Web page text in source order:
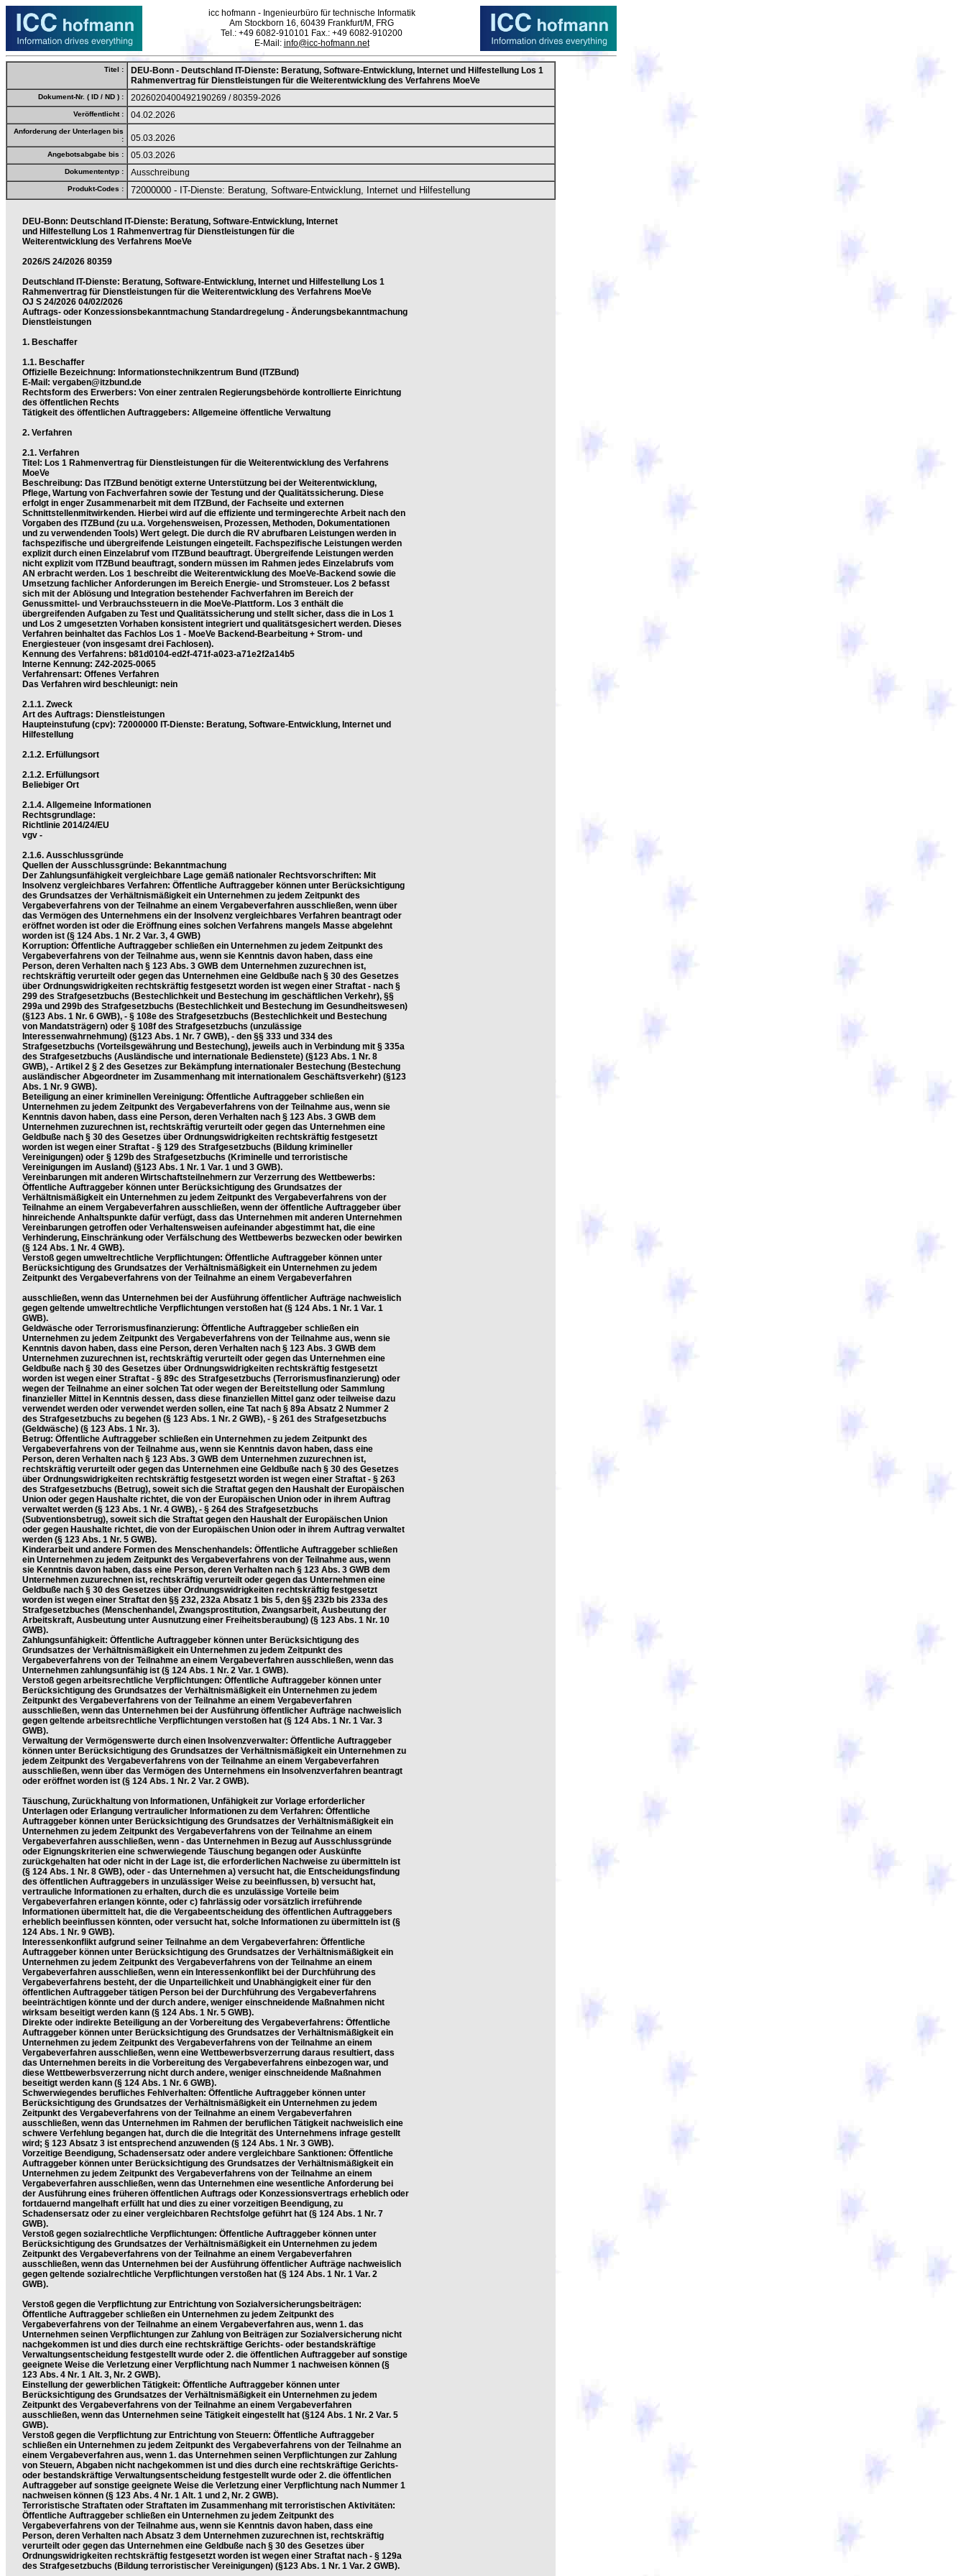
icc hofmann - Ingenieurbüro für technische Informatik
Am Stockborn 16, 60439 Frankfurt/M, FRG
Tel.: +49 6082-910101 Fax.: +49 6082-910200
E-Mail: info@icc-hofmann.net
Titel :
DEU-Bonn - Deutschland IT-Dienste: Beratung, Software-Entwicklung, Internet und Hilfestellung Los 1
Rahmenvertrag für Dienstleistungen für die Weiterentwicklung des Verfahrens MoeVe
Dokument-Nr. ( ID / ND ) : 2026020400492190269 / 80359-2026
Veröffentlicht : 04.02.2026
Anforderung der Unterlagen bis
:
05.03.2026
Angebotsabgabe bis : 05.03.2026
Dokumententyp : Ausschreibung
Produkt-Codes : 72000000 - IT-Dienste: Beratung, Software-Entwicklung, Internet und Hilfestellung
DEU-Bonn: Deutschland IT-Dienste: Beratung, Software-Entwicklung, Internet
und Hilfestellung Los 1 Rahmenvertrag für Dienstleistungen für die
Weiterentwicklung des Verfahrens MoeVe
2026/S 24/2026 80359
Deutschland IT-Dienste: Beratung, Software-Entwicklung, Internet und Hilfestellung Los 1
Rahmenvertrag für Dienstleistungen für die Weiterentwicklung des Verfahrens MoeVe
OJ S 24/2026 04/02/2026
Auftrags- oder Konzessionsbekanntmachung Standardregelung - Änderungsbekanntmachung
Dienstleistungen
1. Beschaffer
1.1. Beschaffer
Offizielle Bezeichnung: Informationstechnikzentrum Bund (ITZBund)
E-Mail: vergaben@itzbund.de
Rechtsform des Erwerbers: Von einer zentralen Regierungsbehörde kontrollierte Einrichtung
des öffentlichen Rechts
Tätigkeit des öffentlichen Auftraggebers: Allgemeine öffentliche Verwaltung
2. Verfahren
2.1. Verfahren
Titel: Los 1 Rahmenvertrag für Dienstleistungen für die Weiterentwicklung des Verfahrens
MoeVe
Beschreibung: Das ITZBund benötigt externe Unterstützung bei der Weiterentwicklung,
Pflege, Wartung von Fachverfahren sowie der Testung und der Qualitätssicherung. Diese
erfolgt in enger Zusammenarbeit mit dem ITZBund, der Fachseite und externen
Schnittstellenmitwirkenden. Hierbei wird auf die effiziente und termingerechte Arbeit nach den
Vorgaben des ITZBund (zu u.a. Vorgehensweisen, Prozessen, Methoden, Dokumentationen
und zu verwendenden Tools) Wert gelegt. Die durch die RV abrufbaren Leistungen werden in
fachspezifische und übergreifende Leistungen eingeteilt. Fachspezifische Leistungen werden
explizit durch einen Einzelabruf vom ITZBund beauftragt. Übergreifende Leistungen werden
nicht explizit vom ITZBund beauftragt, sondern müssen im Rahmen jedes Einzelabrufs vom
AN erbracht werden. Los 1 beschreibt die Weiterentwicklung des MoeVe-Backend sowie die
Umsetzung fachlicher Anforderungen im Bereich Energie- und Stromsteuer. Los 2 befasst
sich mit der Ablösung und Integration bestehender Fachverfahren im Bereich der
Genussmittel- und Verbrauchssteuern in die MoeVe-Plattform. Los 3 enthält die
übergreifenden Aufgaben zu Test und Qualitätssicherung und stellt sicher, dass die in Los 1
und Los 2 umgesetzten Vorhaben konsistent integriert und qualitätsgesichert werden. Dieses
Verfahren beinhaltet das Fachlos Los 1 - MoeVe Backend-Bearbeitung + Strom- und
Energiesteuer (von insgesamt drei Fachlosen).
Kennung des Verfahrens: b81d0104-ed2f-471f-a023-a71e2f2a14b5
Interne Kennung: Z42-2025-0065
Verfahrensart: Offenes Verfahren
Das Verfahren wird beschleunigt: nein
2.1.1. Zweck
Art des Auftrags: Dienstleistungen
Haupteinstufung (cpv): 72000000 IT-Dienste: Beratung, Software-Entwicklung, Internet und
Hilfestellung
2.1.2. Erfüllungsort
2.1.2. Erfüllungsort
Beliebiger Ort
2.1.4. Allgemeine Informationen
Rechtsgrundlage:
Richtlinie 2014/24/EU
vgv -
2.1.6. Ausschlussgründe
Quellen der Ausschlussgründe: Bekanntmachung
Der Zahlungsunfähigkeit vergleichbare Lage gemäß nationaler Rechtsvorschriften: Mit
Insolvenz vergleichbares Verfahren: Öffentliche Auftraggeber können unter Berücksichtigung
des Grundsatzes der Verhältnismäßigkeit ein Unternehmen zu jedem Zeitpunkt des
Vergabeverfahrens von der Teilnahme an einem Vergabeverfahren ausschließen, wenn über
das Vermögen des Unternehmens ein der Insolvenz vergleichbares Verfahren beantragt oder
eröffnet worden ist oder die Eröffnung eines solchen Verfahrens mangels Masse abgelehnt
worden ist (§ 124 Abs. 1 Nr. 2 Var. 3, 4 GWB)
Korruption: Öffentliche Auftraggeber schließen ein Unternehmen zu jedem Zeitpunkt des
Vergabeverfahrens von der Teilnahme aus, wenn sie Kenntnis davon haben, dass eine
Person, deren Verhalten nach § 123 Abs. 3 GWB dem Unternehmen zuzurechnen ist,
rechtskräftig verurteilt oder gegen das Unternehmen eine Geldbuße nach § 30 des Gesetzes
über Ordnungswidrigkeiten rechtskräftig festgesetzt worden ist wegen einer Straftat - nach §
299 des Strafgesetzbuchs (Bestechlichkeit und Bestechung im geschäftlichen Verkehr), §§
299a und 299b des Strafgesetzbuchs (Bestechlichkeit und Bestechung im Gesundheitswesen)
(§123 Abs. 1 Nr. 6 GWB), - § 108e des Strafgesetzbuchs (Bestechlichkeit und Bestechung
von Mandatsträgern) oder § 108f des Strafgesetzbuchs (unzulässige
Interessenwahrnehmung) (§123 Abs. 1 Nr. 7 GWB), - den §§ 333 und 334 des
Strafgesetzbuchs (Vorteilsgewährung und Bestechung), jeweils auch in Verbindung mit § 335a
des Strafgesetzbuchs (Ausländische und internationale Bedienstete) (§123 Abs. 1 Nr. 8
GWB), - Artikel 2 § 2 des Gesetzes zur Bekämpfung internationaler Bestechung (Bestechung
ausländischer Abgeordneter im Zusammenhang mit internationalem Geschäftsverkehr) (§123
Abs. 1 Nr. 9 GWB).
Beteiligung an einer kriminellen Vereinigung: Öffentliche Auftraggeber schließen ein
Unternehmen zu jedem Zeitpunkt des Vergabeverfahrens von der Teilnahme aus, wenn sie
Kenntnis davon haben, dass eine Person, deren Verhalten nach § 123 Abs. 3 GWB dem
Unternehmen zuzurechnen ist, rechtskräftig verurteilt oder gegen das Unternehmen eine
Geldbuße nach § 30 des Gesetzes über Ordnungswidrigkeiten rechtskräftig festgesetzt
worden ist wegen einer Straftat - § 129 des Strafgesetzbuchs (Bildung krimineller
Vereinigungen) oder § 129b des Strafgesetzbuchs (Kriminelle und terroristische
Vereinigungen im Ausland) (§123 Abs. 1 Nr. 1 Var. 1 und 3 GWB).
Vereinbarungen mit anderen Wirtschaftsteilnehmern zur Verzerrung des Wettbewerbs:
Öffentliche Auftraggeber können unter Berücksichtigung des Grundsatzes der
Verhältnismäßigkeit ein Unternehmen zu jedem Zeitpunkt des Vergabeverfahrens von der
Teilnahme an einem Vergabeverfahren ausschließen, wenn der öffentliche Auftraggeber über
hinreichende Anhaltspunkte dafür verfügt, dass das Unternehmen mit anderen Unternehmen
Vereinbarungen getroffen oder Verhaltensweisen aufeinander abgestimmt hat, die eine
Verhinderung, Einschränkung oder Verfälschung des Wettbewerbs bezwecken oder bewirken
(§ 124 Abs. 1 Nr. 4 GWB).
Verstoß gegen umweltrechtliche Verpflichtungen: Öffentliche Auftraggeber können unter
Berücksichtigung des Grundsatzes der Verhältnismäßigkeit ein Unternehmen zu jedem
Zeitpunkt des Vergabeverfahrens von der Teilnahme an einem Vergabeverfahren
ausschließen, wenn das Unternehmen bei der Ausführung öffentlicher Aufträge nachweislich
gegen geltende umweltrechtliche Verpflichtungen verstoßen hat (§ 124 Abs. 1 Nr. 1 Var. 1
GWB).
Geldwäsche oder Terrorismusfinanzierung: Öffentliche Auftraggeber schließen ein
Unternehmen zu jedem Zeitpunkt des Vergabeverfahrens von der Teilnahme aus, wenn sie
Kenntnis davon haben, dass eine Person, deren Verhalten nach § 123 Abs. 3 GWB dem
Unternehmen zuzurechnen ist, rechtskräftig verurteilt oder gegen das Unternehmen eine
Geldbuße nach § 30 des Gesetzes über Ordnungswidrigkeiten rechtskräftig festgesetzt
worden ist wegen einer Straftat - § 89c des Strafgesetzbuchs (Terrorismusfinanzierung) oder
wegen der Teilnahme an einer solchen Tat oder wegen der Bereitstellung oder Sammlung
finanzieller Mittel in Kenntnis dessen, dass diese finanziellen Mittel ganz oder teilweise dazu
verwendet werden oder verwendet werden sollen, eine Tat nach § 89a Absatz 2 Nummer 2
des Strafgesetzbuchs zu begehen (§ 123 Abs. 1 Nr. 2 GWB), - § 261 des Strafgesetzbuchs
(Geldwäsche) (§ 123 Abs. 1 Nr. 3).
Betrug: Öffentliche Auftraggeber schließen ein Unternehmen zu jedem Zeitpunkt des
Vergabeverfahrens von der Teilnahme aus, wenn sie Kenntnis davon haben, dass eine
Person, deren Verhalten nach § 123 Abs. 3 GWB dem Unternehmen zuzurechnen ist,
rechtskräftig verurteilt oder gegen das Unternehmen eine Geldbuße nach § 30 des Gesetzes
über Ordnungswidrigkeiten rechtskräftig festgesetzt worden ist wegen einer Straftat - § 263
des Strafgesetzbuchs (Betrug), soweit sich die Straftat gegen den Haushalt der Europäischen
Union oder gegen Haushalte richtet, die von der Europäischen Union oder in ihrem Auftrag
verwaltet werden (§ 123 Abs. 1 Nr. 4 GWB), - § 264 des Strafgesetzbuchs
(Subventionsbetrug), soweit sich die Straftat gegen den Haushalt der Europäischen Union
oder gegen Haushalte richtet, die von der Europäischen Union oder in ihrem Auftrag verwaltet
werden (§ 123 Abs. 1 Nr. 5 GWB).
Kinderarbeit und andere Formen des Menschenhandels: Öffentliche Auftraggeber schließen
ein Unternehmen zu jedem Zeitpunkt des Vergabeverfahrens von der Teilnahme aus, wenn
sie Kenntnis davon haben, dass eine Person, deren Verhalten nach § 123 Abs. 3 GWB dem
Unternehmen zuzurechnen ist, rechtskräftig verurteilt oder gegen das Unternehmen eine
Geldbuße nach § 30 des Gesetzes über Ordnungswidrigkeiten rechtskräftig festgesetzt
worden ist wegen einer Straftat den §§ 232, 232a Absatz 1 bis 5, den §§ 232b bis 233a des
Strafgesetzbuches (Menschenhandel, Zwangsprostitution, Zwangsarbeit, Ausbeutung der
Arbeitskraft, Ausbeutung unter Ausnutzung einer Freiheitsberaubung) (§ 123 Abs. 1 Nr. 10
GWB).
Zahlungsunfähigkeit: Öffentliche Auftraggeber können unter Berücksichtigung des
Grundsatzes der Verhältnismäßigkeit ein Unternehmen zu jedem Zeitpunkt des
Vergabeverfahrens von der Teilnahme an einem Vergabeverfahren ausschließen, wenn das
Unternehmen zahlungsunfähig ist (§ 124 Abs. 1 Nr. 2 Var. 1 GWB).
Verstoß gegen arbeitsrechtliche Verpflichtungen: Öffentliche Auftraggeber können unter
Berücksichtigung des Grundsatzes der Verhältnismäßigkeit ein Unternehmen zu jedem
Zeitpunkt des Vergabeverfahrens von der Teilnahme an einem Vergabeverfahren
ausschließen, wenn das Unternehmen bei der Ausführung öffentlicher Aufträge nachweislich
gegen geltende arbeitsrechtliche Verpflichtungen verstoßen hat (§ 124 Abs. 1 Nr. 1 Var. 3
GWB).
Verwaltung der Vermögenswerte durch einen Insolvenzverwalter: Öffentliche Auftraggeber
können unter Berücksichtigung des Grundsatzes der Verhältnismäßigkeit ein Unternehmen zu
jedem Zeitpunkt des Vergabeverfahrens von der Teilnahme an einem Vergabeverfahren
ausschließen, wenn über das Vermögen des Unternehmens ein Insolvenzverfahren beantragt
oder eröffnet worden ist (§ 124 Abs. 1 Nr. 2 Var. 2 GWB).
Täuschung, Zurückhaltung von Informationen, Unfähigkeit zur Vorlage erforderlicher
Unterlagen oder Erlangung vertraulicher Informationen zu dem Verfahren: Öffentliche
Auftraggeber können unter Berücksichtigung des Grundsatzes der Verhältnismäßigkeit ein
Unternehmen zu jedem Zeitpunkt des Vergabeverfahrens von der Teilnahme an einem
Vergabeverfahren ausschließen, wenn - das Unternehmen in Bezug auf Ausschlussgründe
oder Eignungskriterien eine schwerwiegende Täuschung begangen oder Auskünfte
zurückgehalten hat oder nicht in der Lage ist, die erforderlichen Nachweise zu übermitteln ist
(§ 124 Abs. 1 Nr. 8 GWB), oder - das Unternehmen a) versucht hat, die Entscheidungsfindung
des öffentlichen Auftraggebers in unzulässiger Weise zu beeinflussen, b) versucht hat,
vertrauliche Informationen zu erhalten, durch die es unzulässige Vorteile beim
Vergabeverfahren erlangen könnte, oder c) fahrlässig oder vorsätzlich irreführende
Informationen übermittelt hat, die die Vergabeentscheidung des öffentlichen Auftraggebers
erheblich beeinflussen könnten, oder versucht hat, solche Informationen zu übermitteln ist (§
124 Abs. 1 Nr. 9 GWB).
Interessenkonflikt aufgrund seiner Teilnahme an dem Vergabeverfahren: Öffentliche
Auftraggeber können unter Berücksichtigung des Grundsatzes der Verhältnismäßigkeit ein
Unternehmen zu jedem Zeitpunkt des Vergabeverfahrens von der Teilnahme an einem
Vergabeverfahren ausschließen, wenn ein Interessenkonflikt bei der Durchführung des
Vergabeverfahrens besteht, der die Unparteilichkeit und Unabhängigkeit einer für den
öffentlichen Auftraggeber tätigen Person bei der Durchführung des Vergabeverfahrens
beeinträchtigen könnte und der durch andere, weniger einschneidende Maßnahmen nicht
wirksam beseitigt werden kann (§ 124 Abs. 1 Nr. 5 GWB).
Direkte oder indirekte Beteiligung an der Vorbereitung des Vergabeverfahrens: Öffentliche
Auftraggeber können unter Berücksichtigung des Grundsatzes der Verhältnismäßigkeit ein
Unternehmen zu jedem Zeitpunkt des Vergabeverfahrens von der Teilnahme an einem
Vergabeverfahren ausschließen, wenn eine Wettbewerbsverzerrung daraus resultiert, dass
das Unternehmen bereits in die Vorbereitung des Vergabeverfahrens einbezogen war, und
diese Wettbewerbsverzerrung nicht durch andere, weniger einschneidende Maßnahmen
beseitigt werden kann (§ 124 Abs. 1 Nr. 6 GWB).
Schwerwiegendes berufliches Fehlverhalten: Öffentliche Auftraggeber können unter
Berücksichtigung des Grundsatzes der Verhältnismäßigkeit ein Unternehmen zu jedem
Zeitpunkt des Vergabeverfahrens von der Teilnahme an einem Vergabeverfahren
ausschließen, wenn das Unternehmen im Rahmen der beruflichen Tätigkeit nachweislich eine
schwere Verfehlung begangen hat, durch die die Integrität des Unternehmens infrage gestellt
wird; § 123 Absatz 3 ist entsprechend anzuwenden (§ 124 Abs. 1 Nr. 3 GWB).
Vorzeitige Beendigung, Schadensersatz oder andere vergleichbare Sanktionen: Öffentliche
Auftraggeber können unter Berücksichtigung des Grundsatzes der Verhältnismäßigkeit ein
Unternehmen zu jedem Zeitpunkt des Vergabeverfahrens von der Teilnahme an einem
Vergabeverfahren ausschließen, wenn das Unternehmen eine wesentliche Anforderung bei
der Ausführung eines früheren öffentlichen Auftrags oder Konzessionsvertrags erheblich oder
fortdauernd mangelhaft erfüllt hat und dies zu einer vorzeitigen Beendigung, zu
Schadensersatz oder zu einer vergleichbaren Rechtsfolge geführt hat (§ 124 Abs. 1 Nr. 7
GWB).
Verstoß gegen sozialrechtliche Verpflichtungen: Öffentliche Auftraggeber können unter
Berücksichtigung des Grundsatzes der Verhältnismäßigkeit ein Unternehmen zu jedem
Zeitpunkt des Vergabeverfahrens von der Teilnahme an einem Vergabeverfahren
ausschließen, wenn das Unternehmen bei der Ausführung öffentlicher Aufträge nachweislich
gegen geltende sozialrechtliche Verpflichtungen verstoßen hat (§ 124 Abs. 1 Nr. 1 Var. 2
GWB).
Verstoß gegen die Verpflichtung zur Entrichtung von Sozialversicherungsbeiträgen:
Öffentliche Auftraggeber schließen ein Unternehmen zu jedem Zeitpunkt des
Vergabeverfahrens von der Teilnahme an einem Vergabeverfahren aus, wenn 1. das
Unternehmen seinen Verpflichtungen zur Zahlung von Beiträgen zur Sozialversicherung nicht
nachgekommen ist und dies durch eine rechtskräftige Gerichts- oder bestandskräftige
Verwaltungsentscheidung festgestellt wurde oder 2. die öffentlichen Auftraggeber auf sonstige
geeignete Weise die Verletzung einer Verpflichtung nach Nummer 1 nachweisen können (§
123 Abs. 4 Nr. 1 Alt. 3, Nr. 2 GWB).
Einstellung der gewerblichen Tätigkeit: Öffentliche Auftraggeber können unter
Berücksichtigung des Grundsatzes der Verhältnismäßigkeit ein Unternehmen zu jedem
Zeitpunkt des Vergabeverfahrens von der Teilnahme an einem Vergabeverfahren
ausschließen, wenn das Unternehmen seine Tätigkeit eingestellt hat (§124 Abs. 1 Nr. 2 Var. 5
GWB).
Verstoß gegen die Verpflichtung zur Entrichtung von Steuern: Öffentliche Auftraggeber
schließen ein Unternehmen zu jedem Zeitpunkt des Vergabeverfahrens von der Teilnahme an
einem Vergabeverfahren aus, wenn 1. das Unternehmen seinen Verpflichtungen zur Zahlung
von Steuern, Abgaben nicht nachgekommen ist und dies durch eine rechtskräftige Gerichts-
oder bestandskräftige Verwaltungsentscheidung festgestellt wurde oder 2. die öffentlichen
Auftraggeber auf sonstige geeignete Weise die Verletzung einer Verpflichtung nach Nummer 1
nachweisen können (§ 123 Abs. 4 Nr. 1 Alt. 1 und 2, Nr. 2 GWB).
Terroristische Straftaten oder Straftaten im Zusammenhang mit terroristischen Aktivitäten:
Öffentliche Auftraggeber schließen ein Unternehmen zu jedem Zeitpunkt des
Vergabeverfahrens von der Teilnahme aus, wenn sie Kenntnis davon haben, dass eine
Person, deren Verhalten nach Absatz 3 dem Unternehmen zuzurechnen ist, rechtskräftig
verurteilt oder gegen das Unternehmen eine Geldbuße nach § 30 des Gesetzes über
Ordnungswidrigkeiten rechtskräftig festgesetzt worden ist wegen einer Straftat nach - § 129a
des Strafgesetzbuchs (Bildung terroristischer Vereinigungen) (§123 Abs. 1 Nr. 1 Var. 2 GWB).